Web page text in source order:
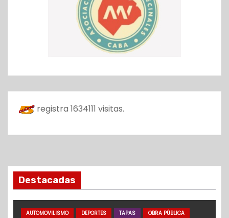
registra 1634111 visitas.
Destacadas
AUTOMOVILISMO DEPORTES TAPAS OBRA PÚBLICA